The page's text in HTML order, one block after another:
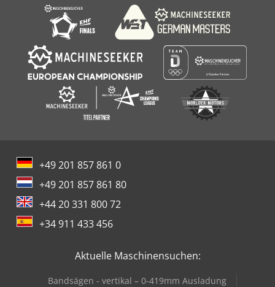
+49 201 857 861 0
+49 201 857 861 80
+44 20 331 800 72
+34 911 433 456
Aktuelle Maschinensuchen:
Bandsägen - vertikal – 0-419mm Ausladung